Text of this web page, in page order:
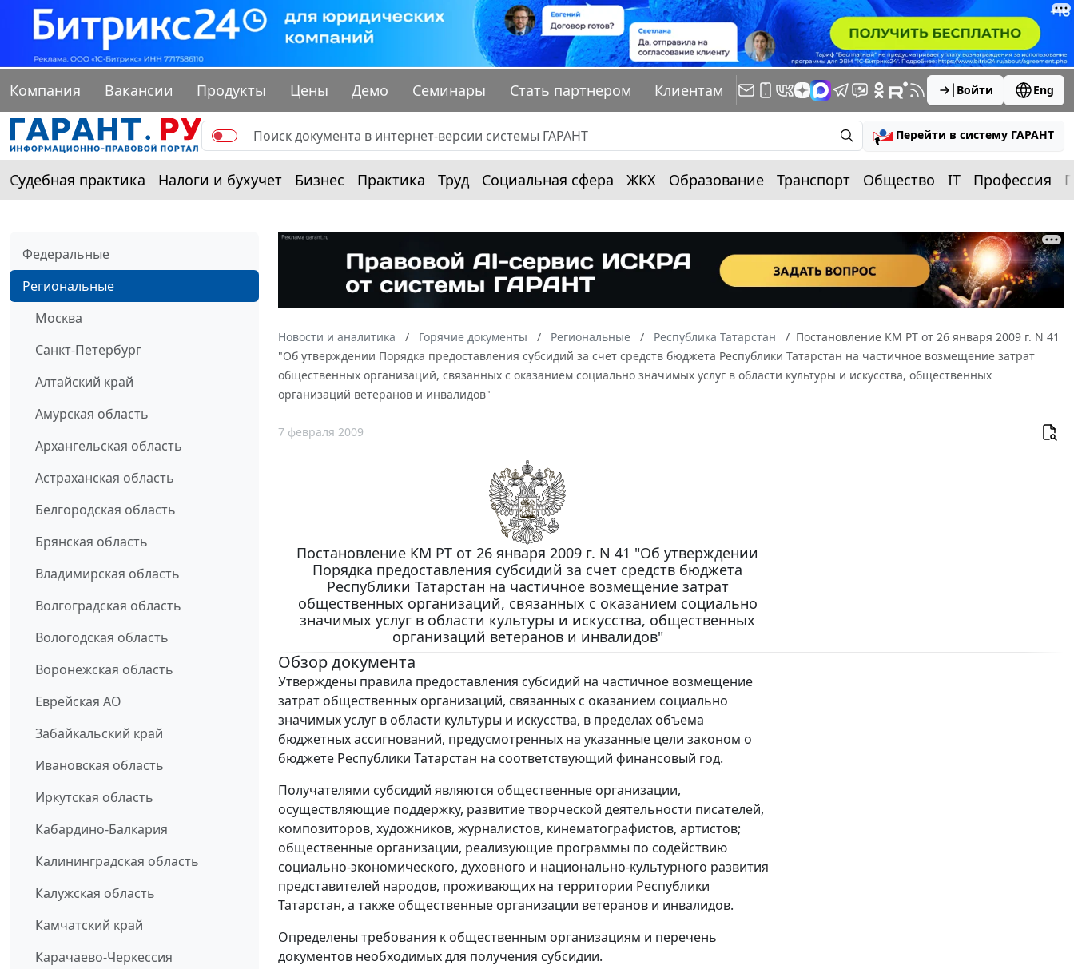
Компания Вакансии Продукты Цены Демо Семинары Стать партнером Клиентам Войти Eng
Перейти в систему ГАРАНТ
Судебная практика Налоги и бухучет Бизнес Практика Труд Социальная сфера ЖКХ Образование Транспорт Общество IT Профессия
Федеральные
Региональные
Москва
Санкт-Петербург
Алтайский край
Амурская область
Архангельская область
Астраханская область
Белгородская область
Брянская область
Владимирская область
Волгоградская область
Вологодская область
Воронежская область
Еврейская АО
Забайкальский край
Ивановская область
Иркутская область
Кабардино-Балкария
Калининградская область
Калужская область
Камчатский край
Карачаево-Черкессия
Новости и аналитика Горячие документы Региональные Республика Татарстан
Постановление КМ РТ от 26 января 2009 г. N 41
"Об утверждении Порядка предоставления субсидий за счет средств бюджета Республики Татарстан на частичное возмещение затрат
общественных организаций, связанных с оказанием социально значимых услуг в области культуры и искусства, общественных
организаций ветеранов и инвалидов"
7 февраля 2009
Постановление КМ РТ от 26 января 2009 г. N 41 "Об утверждении
Порядка предоставления субсидий за счет средств бюджета
Республики Татарстан на частичное возмещение затрат
общественных организаций, связанных с оказанием социально
значимых услуг в области культуры и искусства, общественных
организаций ветеранов и инвалидов"
Обзор документа
Утверждены правила предоставления субсидий на частичное возмещение
затрат общественных организаций, связанных с оказанием социально
значимых услуг в области культуры и искусства, в пределах объема
бюджетных ассигнований, предусмотренных на указанные цели законом о
бюджете Республики Татарстан на соответствующий финансовый год.
Получателями субсидий являются общественные организации,
осуществляющие поддержку, развитие творческой деятельности писателей,
композиторов, художников, журналистов, кинематографистов, артистов;
общественные организации, реализующие программы по содействию
социально-экономического, духовного и национально-культурного развития
представителей народов, проживающих на территории Республики
Татарстан, а также общественные организации ветеранов и инвалидов.
Определены требования к общественным организациям и перечень
документов необходимых для получения субсидии.